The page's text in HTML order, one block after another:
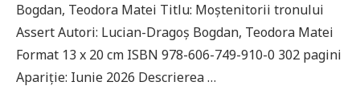
Bogdan, Teodora Matei Titlu: Moștenitorii tronului
Assert Autori: Lucian-Dragoș Bogdan, Teodora Matei
Format 13 x 20 cm ISBN 978-606-749-910-0 302 pagini
Apariție: Iunie 2026 Descrierea …